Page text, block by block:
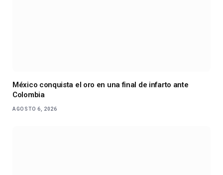
México conquista el oro en una final de infarto ante
Colombia
AGOSTO 6, 2026